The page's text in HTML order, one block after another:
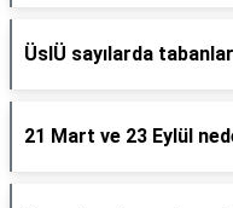
ÜslÜ sayılarda
21 Mart ve 23 Eylül